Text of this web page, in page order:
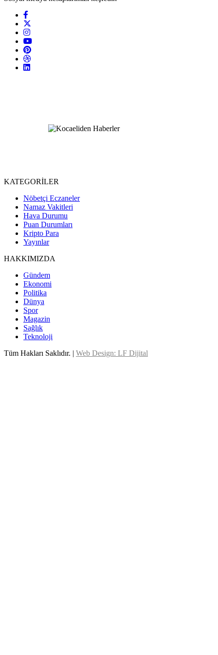
KATEGORİLER
Nöbetçi Eczaneler
Namaz Vakitleri
Hava Durumu
Puan Durumları
Kripto Para
Yayınlar
HAKKIMIZDA
Gündem
Ekonomi
Politika
Dünya
Spor
Magazin
Sağlık
Teknoloji
Tüm Hakları Saklıdır. | Web Design: LF Dijital